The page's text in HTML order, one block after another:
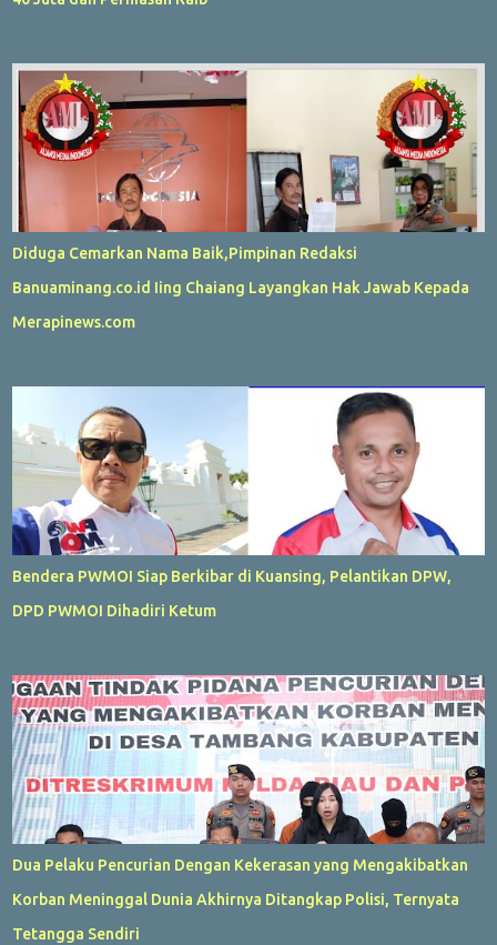
Diduga Cemarkan Nama Baik,Pimpinan Redaksi
Banuaminang.co.id Iing Chaiang Layangkan Hak Jawab Kepada
Merapinews.com
Bendera PWMOI Siap Berkibar di Kuansing, Pelantikan DPW,
DPD PWMOI Dihadiri Ketum
Dua Pelaku Pencurian Dengan Kekerasan yang Mengakibatkan
Korban Meninggal Dunia Akhirnya Ditangkap Polisi, Ternyata
Tetangga Sendiri